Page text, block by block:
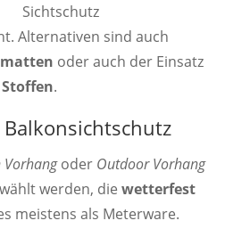
Alternativen sind auch
oder auch der Einsatz
Stoffen.
oder Outdoor Vorhang
werden, die wetterfest
meistens als Meterware.